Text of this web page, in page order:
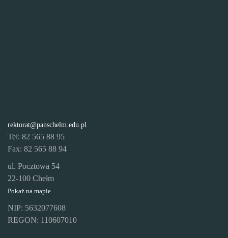
rektorat@panschelm.edu.pl
Tel: 82 565 88 95
Fax: 82 565 88 94
ul. Pocztowa 54
22-100 Chełm
Pokaż na mapie
NIP: 5632077608
REGON: 110607010